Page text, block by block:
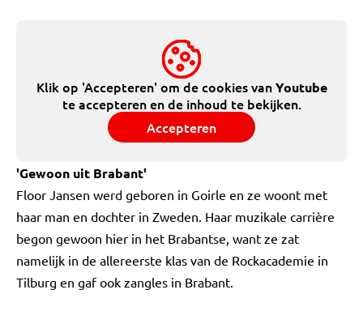
Klik op 'Accepteren' om de cookies vanYoutube
te accepteren en de inhoud te bekijken.
Accepteren
'Gewoon uit Brabant'
Floor Jansen werd geboren in Goirle en ze woont met
haar man en dochter in Zweden. Haar muzikale carrière
begon gewoon hier in het Brabantse, want ze zat
namelijk in de allereerste klas van de Rockacademie in
Tilburg en gaf ook zangles in Brabant.